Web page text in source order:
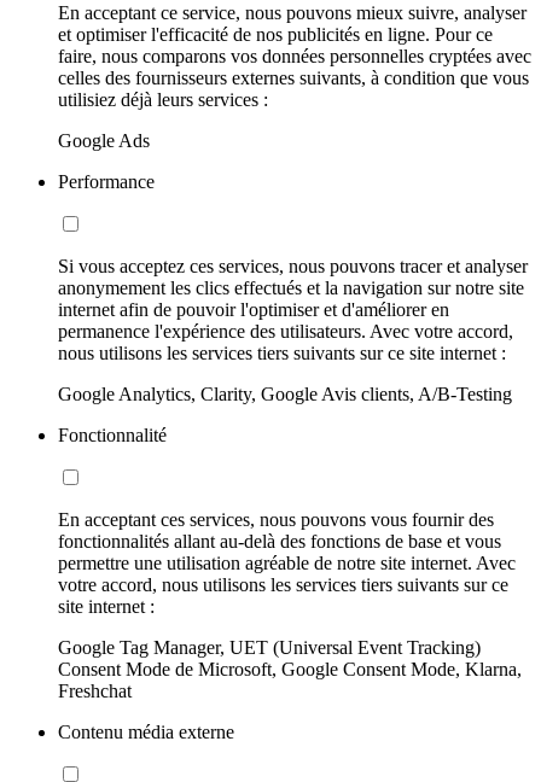
En acceptant ce service, nous pouvons mieux suivre, analyser
et optimiser l'efficacité de nos publicités en ligne. Pour ce
faire, nous comparons vos données personnelles cryptées avec
celles des fournisseurs externes suivants, à condition que vous
utilisiez déjà leurs services :
Google Ads
Performance
Si vous acceptez ces services, nous pouvons tracer et analyser
anonymement les clics effectués et la navigation sur notre site
internet afin de pouvoir l'optimiser et d'améliorer en
permanence l'expérience des utilisateurs. Avec votre accord,
nous utilisons les services tiers suivants sur ce site internet :
Google Analytics, Clarity, Google Avis clients, A/B-Testing
Fonctionnalité
En acceptant ces services, nous pouvons vous fournir des
fonctionnalités allant au-delà des fonctions de base et vous
permettre une utilisation agréable de notre site internet. Avec
votre accord, nous utilisons les services tiers suivants sur ce
site internet :
Google Tag Manager, UET (Universal Event Tracking)
Consent Mode de Microsoft, Google Consent Mode, Klarna,
Freshchat
Contenu média externe